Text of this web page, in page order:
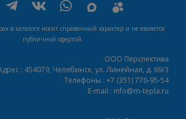
в каталоге носит справочный характер и не является
публичной офертой.
ООО Перспектива
: 454079, Челябинск, ул. Линейная, д. 69/3
Телефоны : +7 (351) 776-95-54
E-mail : info@m-tepla.ru